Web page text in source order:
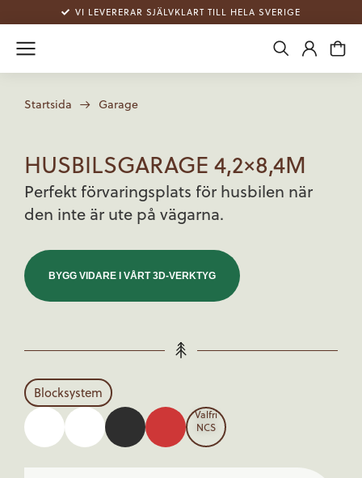
VI LEVERERAR SJÄLVKLART TILL HELA SVERIGE
Du är här:
Startsida Garage
HUSBILSGARAGE 4,2×8,4M
Perfekt förvaringsplats för husbilen när
den inte är ute på vägarna.
BYGG VIDARE I VÅRT 3D-VERKTYG
Blocksystem
Valfri
NCS